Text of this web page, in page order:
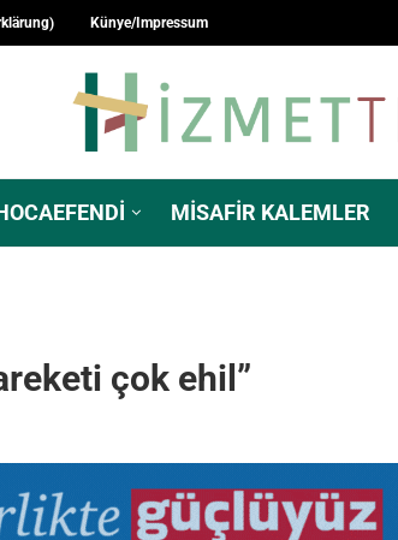
Künye/Impressum
MISAFIR KALEMLER
çok ehil”